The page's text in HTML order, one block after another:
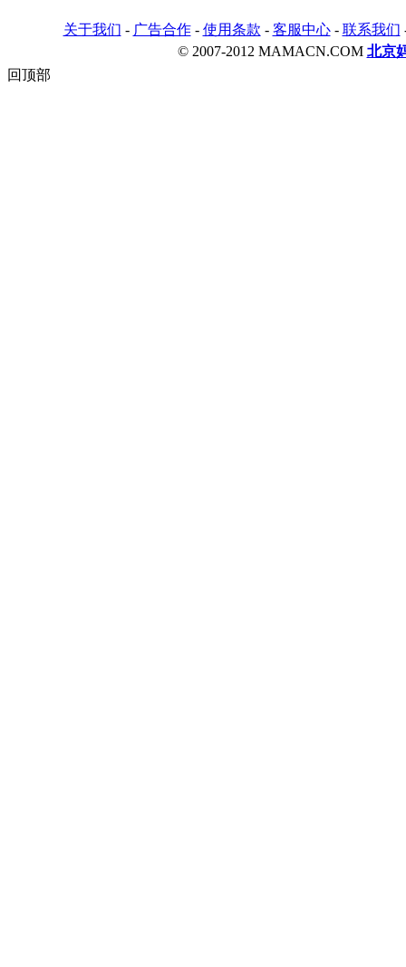
关于我们 - 广告合作- 使用条款 - 客服中心- 联系我们
© 2007-2012 MAMACN.COM 北京
回顶部